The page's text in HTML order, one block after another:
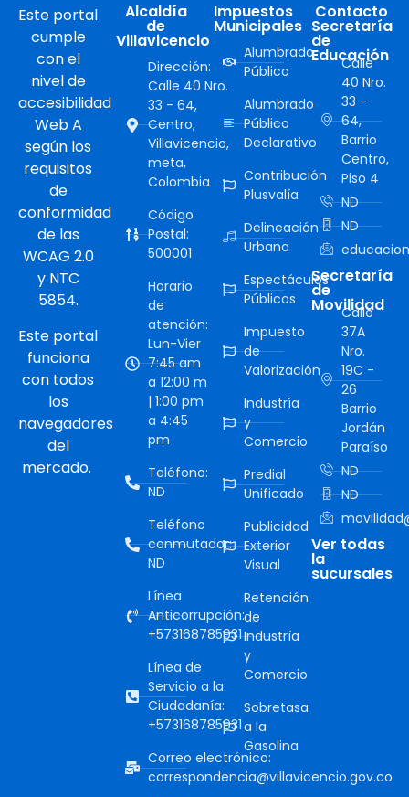
Este portal
cumple
con el
nivel de
accesibilidad
Web A
según los
requisitos
de
conformidad
de las
WCAG 2.0
y NTC
5854.
Este portal
funciona
con todos
los
navegadores
del
mercado.
Alcaldía
de
Villavicencio
Dirección:
Calle 40 Nro.
33 - 64,
Centro,
Villavicencio,
meta,
Colombia
Código
Postal:
500001
Horario
de
atención:
Lun-Vier
7:45 am
a 12:00 m
| 1:00 pm
a 4:45
pm
Teléfono:
ND
Teléfono
conmutador:
ND
Línea
Anticorrupción:
+573168785931
Línea de
Servicio a la
Ciudadanía:
+573168785931
Correo electrónico:
correspondencia@villavicencio.gov.co
Impuestos
Municipales
Alumbrado
Público
Alumbrado
Público
Declarativo
Contribución
Plusvalía
Delineación
Urbana
Espectáculos
Públicos
Impuesto
de
Valorización
Industría
y
Comercio
Predial
Unificado
Publicidad
Exterior
Visual
Retención
de
Industría
y
Comercio
Sobretasa
a la
Gasolina
Contacto
Secretaría
de
Educación
Calle
40 Nro.
33 -
64,
Barrio
Centro,
Piso 4
ND
ND
Secretaría
de
Movilidad
Calle
37A
Nro.
19C -
26
Barrio
Jordán
Paraíso
ND
ND
Ver todas
la
sucursales